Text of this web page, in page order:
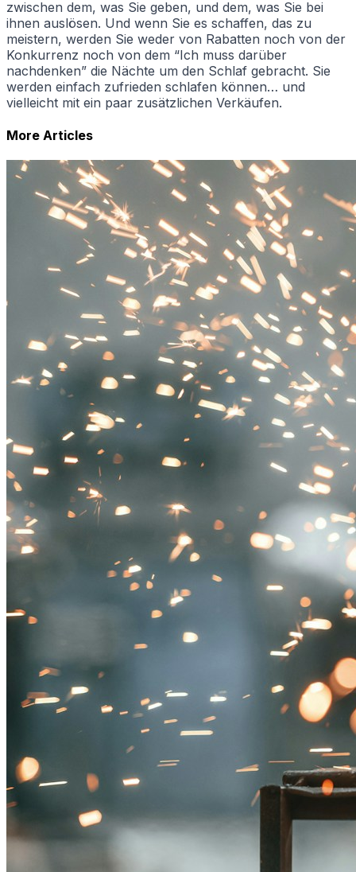
zwischen dem, was Sie geben, und dem, was Sie bei
ihnen auslösen. Und wenn Sie es schaffen, das zu
meistern, werden Sie weder von Rabatten noch von der
Konkurrenz noch von dem “Ich muss darüber
nachdenken” die Nächte um den Schlaf gebracht. Sie
werden einfach zufrieden schlafen können… und
vielleicht mit ein paar zusätzlichen Verkäufen.
More Articles